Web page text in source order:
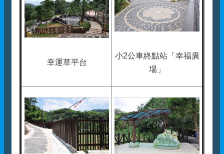
幸運草平台
小2公車終點站「幸福廣
場」